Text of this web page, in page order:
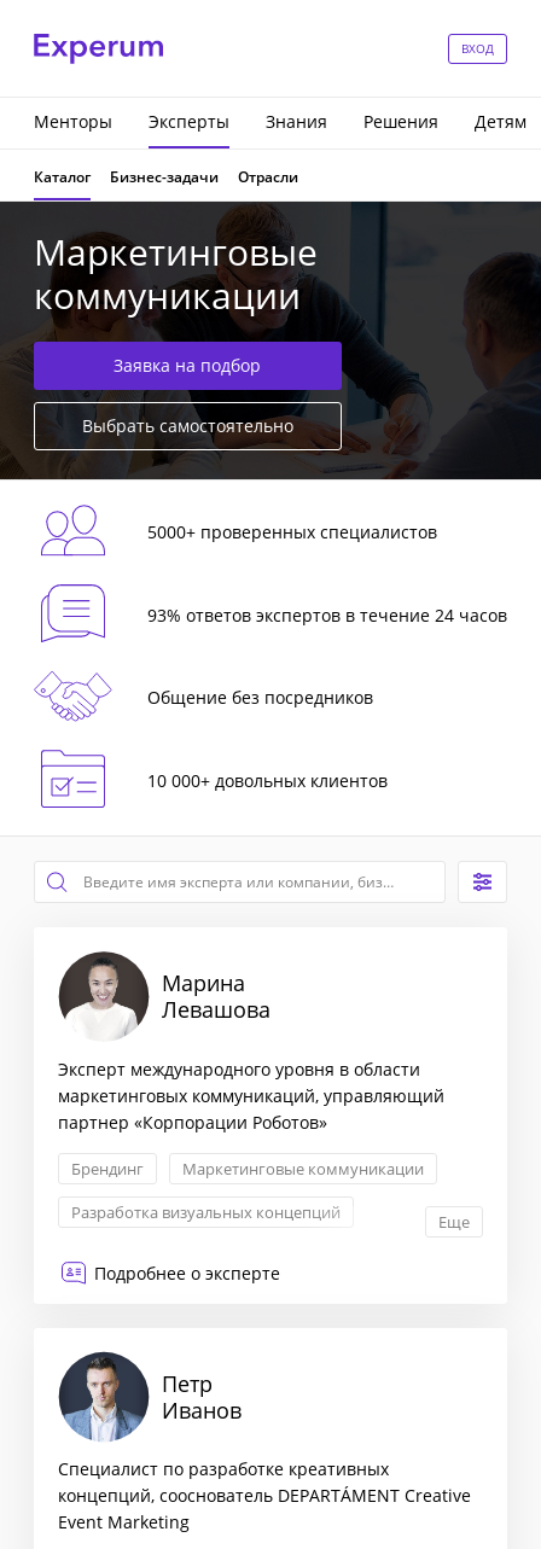
ВХОД
Менторы Эксперты Знания Решения Детям
Каталог Бизнес-задачи Отрасли
Маркетинговые
коммуникации
Заявка на подбор
Выбрать самостоятельно
5000+ проверенных специалистов
93% ответов экспертов в течение 24 часов
Общение без посредников
10 000+ довольных клиентов
Марина
Левашова
Эксперт международного уровня в области
маркетинговых коммуникаций, управляющий
партнер «Корпорации Роботов»
Брендинг
Маркетинговые коммуникации
Разработка визуальных концепций
Еще
Подробнее о эксперте
Петр
Иванов
Специалист по разработке креативных
концепций, сооснователь DEPARTÁMENT Creative
Event Marketing